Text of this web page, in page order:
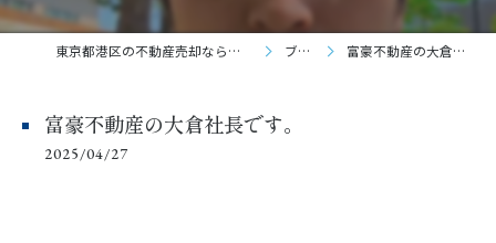
東京都港区の不動産売却なら株式会社BIRIET ブログ 富豪不動産の大倉社長です。
富豪不動産の大倉社長です。
2025/04/27